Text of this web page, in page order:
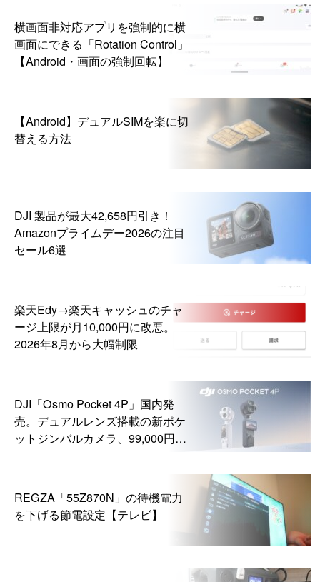
横画面非対応アプリを強制的に横
画面にできる「Rotation Control」
【Android・画面の強制回転】
【Android】デュアルSIMを楽に切
替える方法
DJI 製品が最大42,658円引き！
Amazonプライムデー2026の注目
セール6選
楽天Edy→楽天キャッシュのチャ
ージ上限が月10,000円に改悪。
2026年8月から大幅制限
DJI「Osmo Pocket 4P」国内発
売。デュアルレンズ搭載の新ポケ
ットジンバルカメラ、99,000円か
REGZA「55Z870N」の待機電力
を下げる節電設定【テレビ】